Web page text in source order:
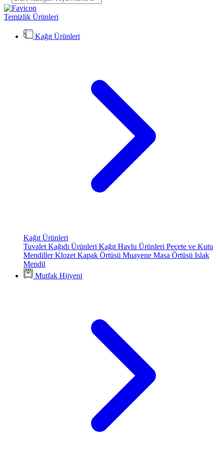
Temizlik Ürünleri
Kağıt Ürünleri
Kağıt Ürünleri
Tuvalet Kağıdı Ürünleri Kağıt Havlu Ürünleri Peçete ve Kutu
MendillerKlozet Kapak Örtüsü Muayene Masa Örtüsü Islak
Mendil
Mutfak Hijyeni